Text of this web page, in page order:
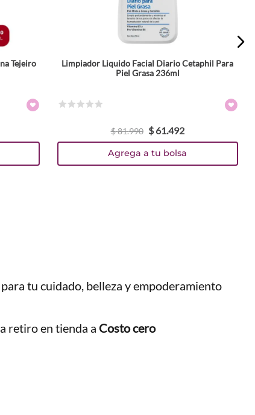
Tejeiro
Limpiador Liquido Facial Diario Cetaphil Para
Piel Grasa 236ml
$81.990 $ 61.492
Agrega a tu bolsa
para tu cuidado, belleza y empoderamiento
retiro en tienda a Costo cero